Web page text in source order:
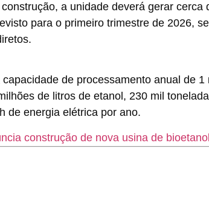
a unidade deverá gerar
para o primeiro trimestre de 2026,
de processamento anual de
de litros de etanol, 230 mil
de energia elétrica por ano.
construção de nova usina de